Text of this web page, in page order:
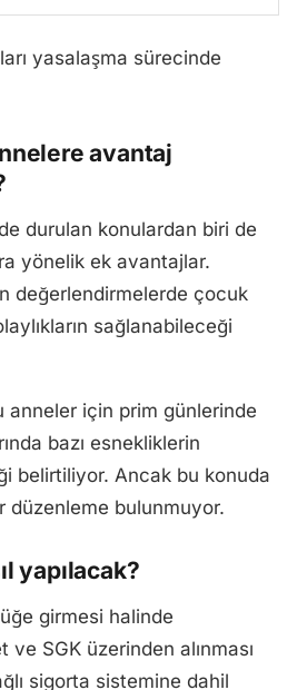
yasalaşma sürecinde
avantaj
durulan konulardan biri de
yönelik ek avantajlar.
değerlendirmelerde çocuk
sağlanabileceği
anneler için prim günlerinde
bazı esnekliklerin
belirtiliyor. Ancak bu konuda
düzenleme bulunmuyor.
yapılacak?
girmesi halinde
ve SGK üzerinden alınması
sigorta sistemine dahil